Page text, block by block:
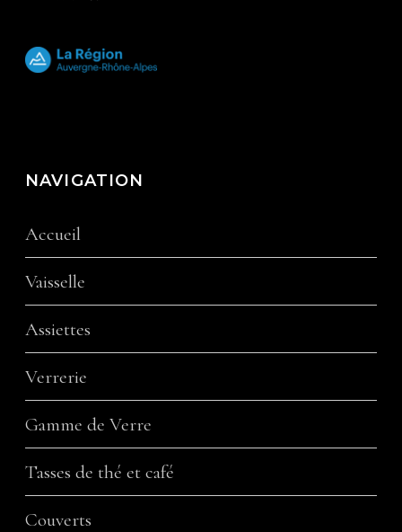
NAVIGATION
Accueil
Vaisselle
Assiettes
Verrerie
Gamme de Verre
Tasses de thé et café
Couverts